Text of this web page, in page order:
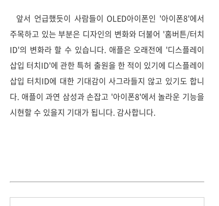
앞서 언급했듯이 사람들이 OLED아이폰인 '아이폰8'에서
주목하고 있는 부분은 디자인의 변화와 더불어 '홈버튼/터치
ID'의 변화라 할 수 있습니다. 애플은 오래전에 '디스플레이
삽입 터치ID'에 관한 특허 출원을 한 적이 있기에 디스플레이
삽입 터치ID에 대한 기대감이 사그라들지 않고 있기도 합니
다. 애플이 과연 삼성과 손잡고 '아이폰8'에서 놀라운 기능을
시현할 수 있을지 기대가 됩니다. 감사합니다.